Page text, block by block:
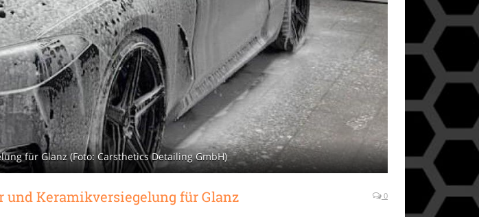
für Glanz (Foto: Carsthetics Detailing GmbH)
Keramikversiegelung für Glanz 0